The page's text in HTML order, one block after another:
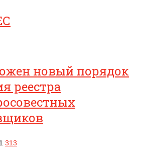
новый порядок
реестра
313